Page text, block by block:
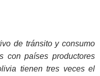
de tránsito y consumo
con países productores
tienen tres veces el